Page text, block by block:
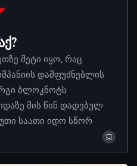
მეტი იყო, რაც
დამფუძნებლის
ბლოკნოტს
მის წინ დადებულ
საათი იდო სწორ